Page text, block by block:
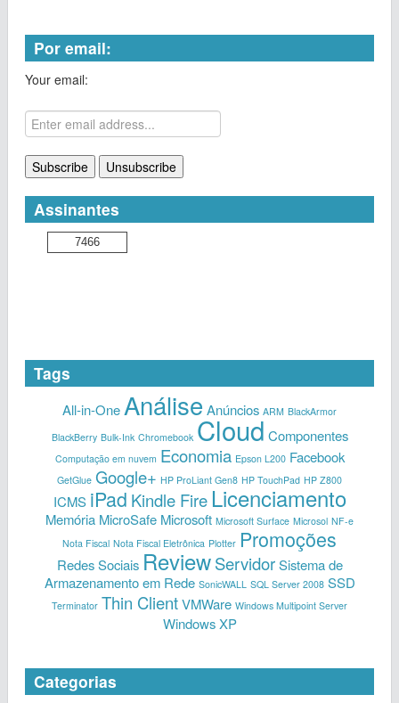
Por email:
Your email:
Assinantes
7466
Tags
All-in-OneAnálise Anúncios ARM BlackArmor
BlackBerry Bulk-Ink Chromebook Cloud Componentes
Computação em nuvem Economia Epson L200 Facebook
GetGlue Google+ HP ProLiant Gen8 HP TouchPad HP Z800
ICMS iPad Kindle Fire Licenciamento
Memória MicroSafe Microsoft Microsoft Surface Microsol NF-e
Nota Fiscal Nota Fiscal Eletrônica Plotter Promoções
Redes Sociais Review Servidor Sistema de
Armazenamento em Rede SonicWALL SQL Server 2008 SSD
Terminator Thin ClientVMWare Windows Multipoint Server
Windows XP
Categorias